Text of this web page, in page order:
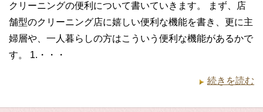
クリーニングの便利について書いていきます。 まず、店
舗型のクリーニング店に嬉しい便利な機能を書き、更に主
婦層や、一人暮らしの方はこういう便利な機能があるかで
す。 1.・・・
続きを読む